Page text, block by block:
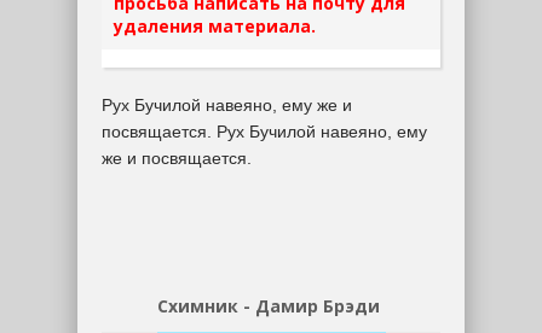
удаления материала.
Рух Бучилой навеяно, ему же и
посвящается. Рух Бучилой навеяно, ему
же и посвящается.
Схимник - Дамир Брэди